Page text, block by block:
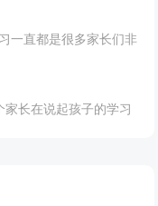
的。会给孩子选择一
一直都是很多家长们非
拿现在很多的家长想
长在说起孩子的学习